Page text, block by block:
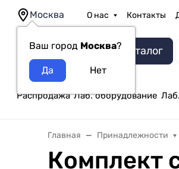
Москва
Ваш город Москва?
О нас Контакты
Каталог
Распродажа Лаб. оборудование
Главная Принадлежности
Комплект